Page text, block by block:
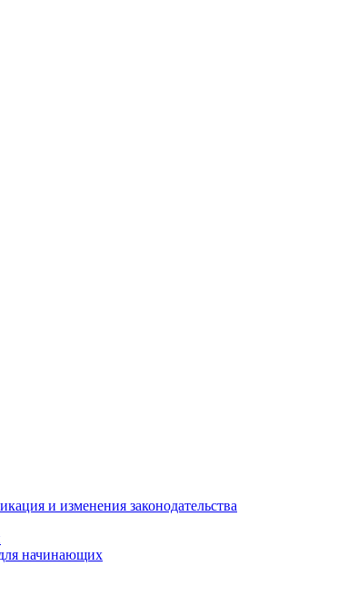
и изменения законодательства
начинающих